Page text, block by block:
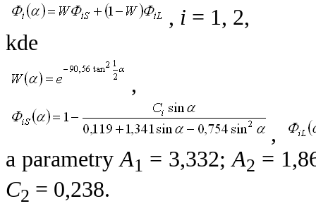
, i = 1, 2,
kde
,
,
a parametryA1 = 3,332;A2 =
C2 = 0,238.